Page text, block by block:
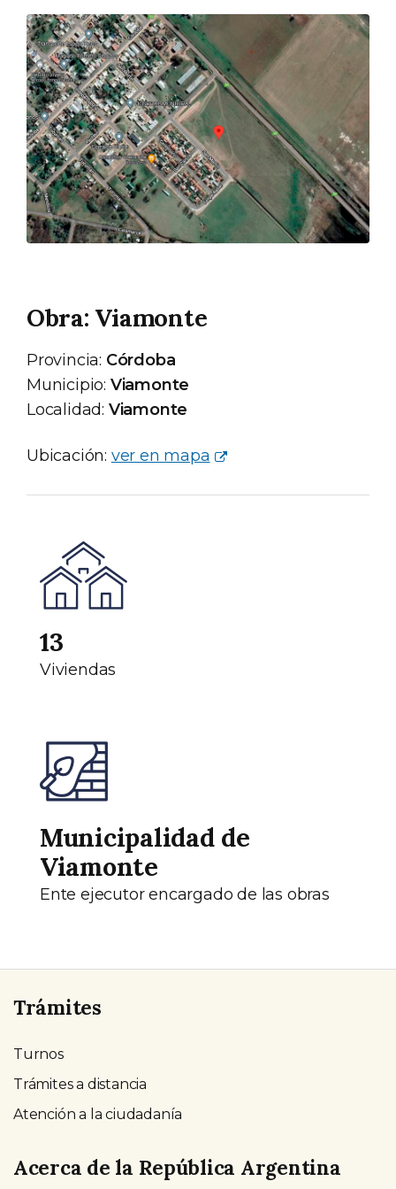
Obra: Viamonte
Provincia: Córdoba
Municipio: Viamonte
Localidad: Viamonte
Ubicación: ver en mapa
13
Viviendas
Municipalidad de
Viamonte
Ente ejecutor encargado de las obras
Trámites
Turnos
Trámites a distancia
Atención a la ciudadanía
Acerca de la República Argentina